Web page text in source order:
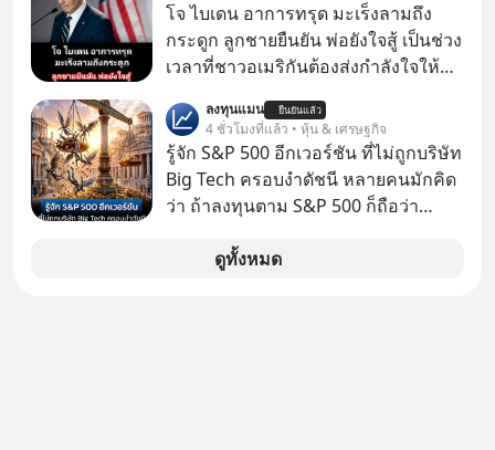
โจ ไบเดน อาการทรุด มะเร็งลามถึง
กระดูก ลูกชายยืนยัน พ่อยังใจสู้ เป็นช่วง
เวลาที่ชาวอเมริกันต้องส่งกำลังใจให้กับ
ตอนนี้กำลังต่อสู้กับโรคมะเร็งอย่างหนัก
ล่าสุด ฮันเตอร์ ไบเดน ลูกชายได้ออกมา
เปิดเผยอาการของพ่อว่า "น่าเป็นห่วง
อย่างมาก" เนื่องจากมะเร็งได้ลุกลามไป
ยังกระดูก และอวัยวะอื่นของร่างกาย ที่
สร้างความเจ็บปวดทรมานอย่างรุนแรง
แต่ยืนยันว่า โจ ไบเดน พ่อของเขายังใจ
ลงทุนแมน ยืนยันแล้ว
4 ชั่วโมงที่แล้ว • หุ้น & เศรษฐกิจ
รู้จัก S&P 500 อีกเวอร์ชัน ที่ไม่ถูกบริษัท
Big Tech ครอบงำดัชนี หลายคนมักคิด
ว่า ถ้าลงทุนตาม S&P 500 ก็ถือว่า
ลงทุนมากถึง 500 บริษัท
ดูทั้งหมด